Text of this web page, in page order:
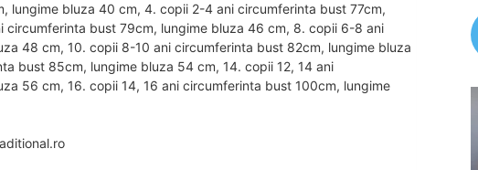
lungime bluza 40 cm, 4. copii 2-4 ani circumferinta bust 77cm,
circumferinta bust 79cm, lungime bluza 46 cm, 8. copii 6-8 ani
48 cm, 10. copii 8-10 ani circumferinta bust 82cm, lungime bluza
bust 85cm, lungime bluza 54 cm, 14. copii 12, 14 ani
56 cm, 16. copii 14, 16 ani circumferinta bust 100cm, lungime